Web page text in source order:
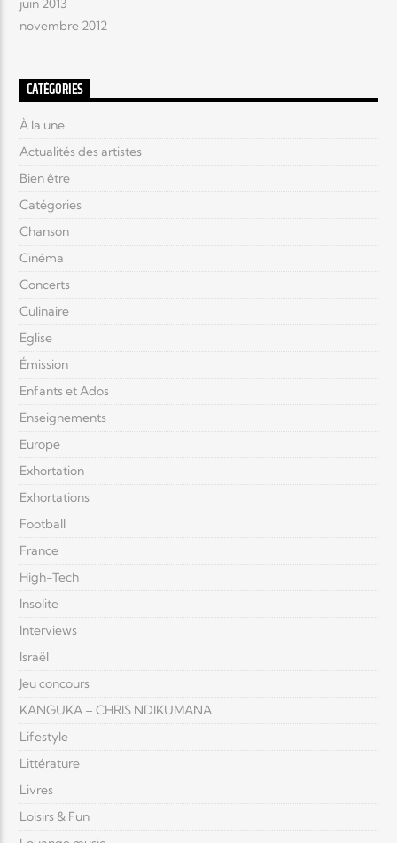
juin 2013
novembre 2012
CATÉGORIES
À la une
Actualités des artistes
Bien être
Catégories
Chanson
Cinéma
Concerts
Culinaire
Eglise
Émission
Enfants et Ados
Enseignements
Europe
Exhortation
Exhortations
Football
France
High-Tech
Insolite
Interviews
Israël
Jeu concours
KANGUKA – CHRIS NDIKUMANA
Lifestyle
Littérature
Livres
Loisirs & Fun